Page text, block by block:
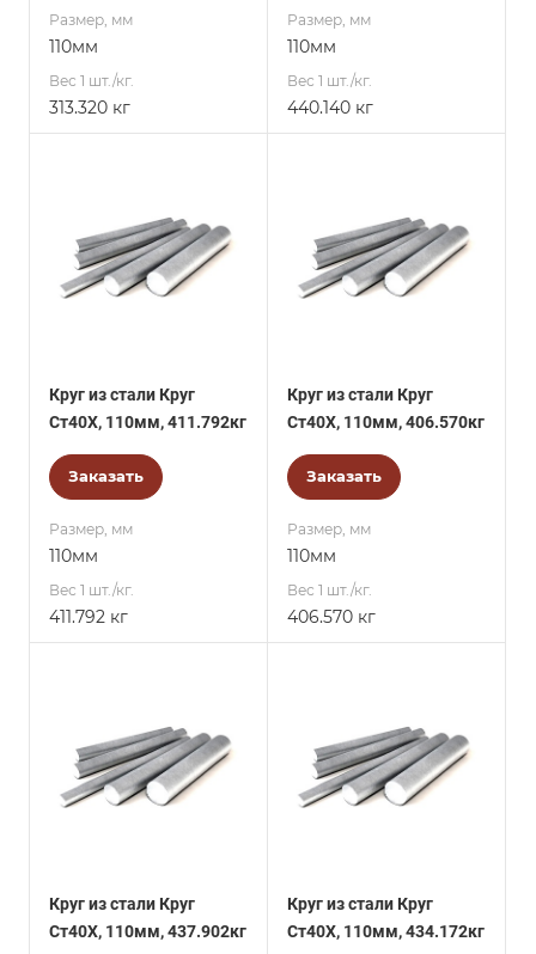
Размер, мм
110мм
Вес 1 шт./кг.
313.320 кг
Размер, мм
110мм
Вес 1 шт./кг.
440.140 кг
Круг из стали Круг
Ст40Х, 110мм, 411.792кг
Заказать
Размер, мм
110мм
Вес 1 шт./кг.
411.792 кг
Круг из стали Круг
Ст40Х, 110мм, 406.570кг
Заказать
Размер, мм
110мм
Вес 1 шт./кг.
406.570 кг
Круг из стали Круг
Ст40Х, 110мм, 437.902кг
Круг из стали Круг
Ст40Х, 110мм, 434.172кг